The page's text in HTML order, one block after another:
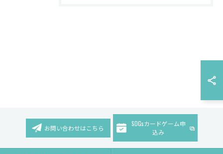
お問い合わせはこちら
SDGsカードゲーム申
込み